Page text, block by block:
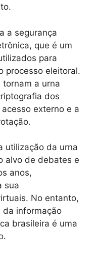
a segurança
que é um
para
processo eleitoral.
tornam a urna
dos
externo e a
utilização da urna
alvo de debates e
anos,
sua
No entanto,
da informação
brasileira é uma